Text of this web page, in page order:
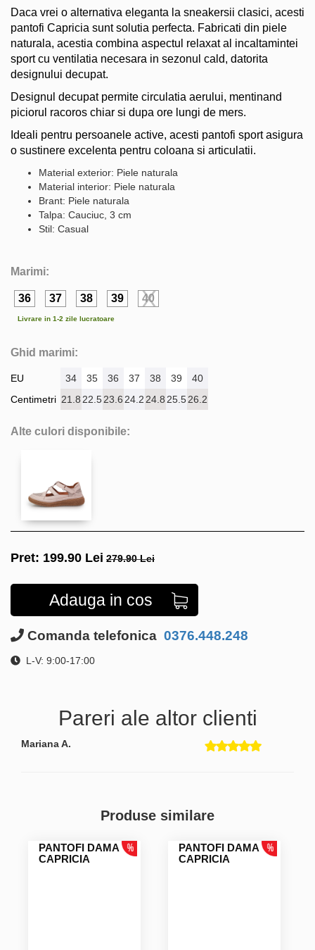
Daca vrei o alternativa eleganta la sneakersii clasici, acesti
pantofi Capricia sunt solutia perfecta. Fabricati din piele
naturala, acestia combina aspectul relaxat al incaltamintei
sport cu ventilatia necesara in sezonul cald, datorita
designului decupat.
Designul decupat permite circulatia aerului, mentinand
piciorul racoros chiar si dupa ore lungi de mers.
Ideali pentru persoanele active, acesti pantofi sport asigura
o sustinere excelenta pentru coloana si articulatii.
Material exterior: Piele naturala
Material interior: Piele naturala
Brant: Piele naturala
Talpa: Cauciuc, 3 cm
Stil: Casual
Marimi:
36 37 38 39 40
Livrare in 1-2 zile lucratoare
Ghid marimi:
EU
Centimetri
34 35 36 37 38 39
40
21.8 22.523.6 24.2 24.8 25.526.2
Alte culori disponibile:
Pret: 199.90 Lei 279.90 Lei
Adauga in cos
Comanda telefonica 0376.448.248
L-V: 9:00-17:00
Pareri ale altor clienti
Mariana A.
Produse similare
PANTOFI DAMA
CAPRICIA
PANTOFI DAMA
CAPRICIA